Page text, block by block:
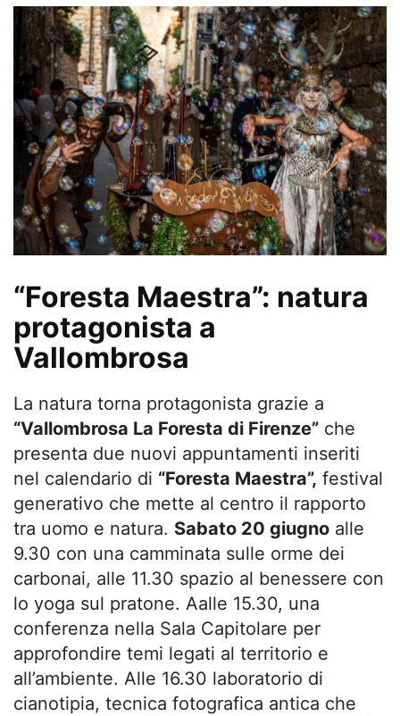
“Foresta Maestra”: natura
protagonista a
Vallombrosa
La natura torna protagonista grazie a
“Vallombrosa La Foresta di Firenze” che
presenta due nuovi appuntamenti inseriti
nel calendario di “Foresta Maestra”, festival
generativo che mette al centro il rapporto
tra uomo e natura. Sabato 20 giugno alle
9.30 con una camminata sulle orme dei
carbonai, alle 11.30 spazio al benessere con
lo yoga sul pratone. Aalle 15.30, una
conferenza nella Sala Capitolare per
approfondire temi legati al territorio e
all’ambiente. Alle 16.30 laboratorio di
cianotipia, tecnica fotografica antica che